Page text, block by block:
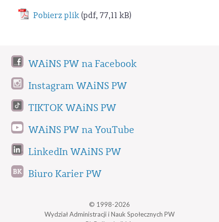
Pobierz plik(pdf, 77,11 kB)
WAiNS PW na Facebook
Instagram WAiNS PW
TIKTOK WAiNS PW
WAiNS PW na YouTube
LinkedIn WAiNS PW
Biuro Karier PW
© 1998-2026
Wydział Administracji i Nauk Społecznych PW